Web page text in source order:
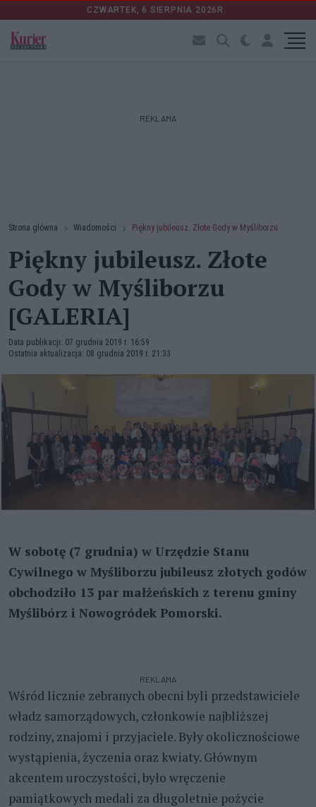
CZWARTEK, 6 SIERPNIA 2026R.
REKLAMA
Strona główna Wiadomości Piękny jubileusz. Złote Gody w Myśliborzu
Piękny jubileusz. Złote
Gody w Myśliborzu
[GALERIA]
Data publikacji: 07 grudnia 2019 r. 16:59
Ostatnia aktualizacja: 08 grudnia 2019 r. 21:33
W sobotę (7 grudnia) w Urzędzie Stanu
Cywilnego w Myśliborzu jubileusz złotych godów
obchodziło 13 par małżeńskich z terenu gminy
Myślibórz i Nowogródek Pomorski.
REKLAMA
Wśród licznie zebranych obecni byli przedstawiciele
władz samorządowych, członkowie najbliższej
rodziny, znajomi i przyjaciele. Były okolicznościowe
wystąpienia, życzenia oraz kwiaty. Głównym
akcentem uroczystości, było wręczenie
pamiątkowych medali za długoletnie pożycie